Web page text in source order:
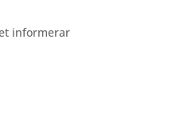
informerar